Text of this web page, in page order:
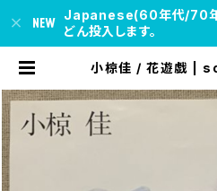
Japanese(60年代/70年
どん投入します。
小椋佳 / 花遊戯 |